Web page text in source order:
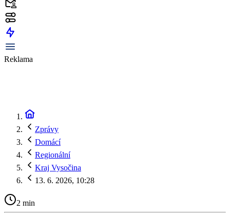
Reklama
Zprávy
Domácí
Regionální
Kraj Vysočina
13. 6. 2026, 10:28
2 min